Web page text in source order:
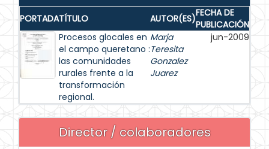
PORTADATÍTULO AUTOR(ES)FECHA DE
PUBLICACIÓN
Procesos glocales en
el campo queretano :
las comunidades
rurales frente a la
transformación
regional.
Marja
Teresita
Gonzalez
Juarez
jun-2009
Director / colaboradores